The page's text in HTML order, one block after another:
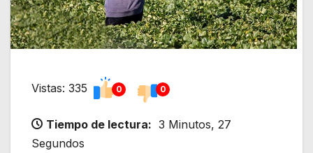
Vistas: 335 0 0
Tiempo de lectura: 3 Minutos, 27
Segundos